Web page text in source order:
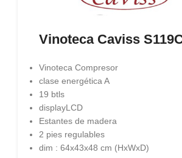
Vinoteca Caviss
Vinoteca Compresor
clase energética A
19 btls
displayLCD
Estantes de madera
2 pies regulables
dim : 64x43x48 cm (HxWxD)